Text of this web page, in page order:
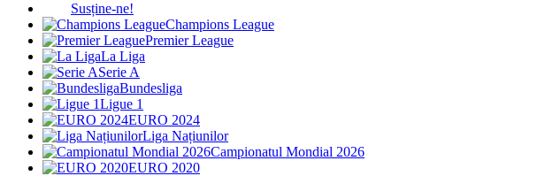
Susține-ne!
Champions League
Premier League
La Liga
Serie A
Bundesliga
Ligue 1
EURO 2024
Liga Națiunilor
Campionatul Mondial 2026
EURO 2020